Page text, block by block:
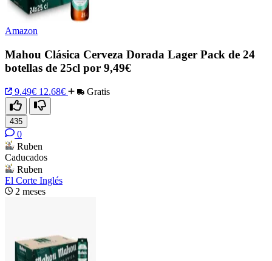
Amazon
Mahou Clásica Cerveza Dorada Lager Pack de 24
botellas de 25cl por 9,49€
9.49€ 12.68€ Gratis
435
0
Ruben
Caducados
Ruben
El Corte Inglés
2 meses